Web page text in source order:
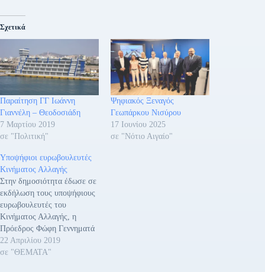
Σχετικά
Παραίτηση ΓΓ Ιωάννη
Γιαννέλη – Θεοδοσιάδη
7 Μαρτίου 2019
σε "Πολιτική"
Ψηφιακός Ξεναγός
Γεωπάρκου Νισύρου
17 Ιουνίου 2025
σε "Νότιο Αιγαίο"
Υποψήφιοι ευρωβουλευτές
Κινήματος Αλλαγής
Στην δημοσιότητα έδωσε σε
εκδήλωση τους υποψήφιους
ευρωβουλευτές του
Κινήματος Αλλαγής, η
Πρόεδρος Φώφη Γεννηματά
την Δευτέρα 22 Απριλίου
2019. Συγκεκριμένα: ΝΙΚΟΣ
22 Απριλίου 2019
σε "ΘΕΜΑΤΑ"